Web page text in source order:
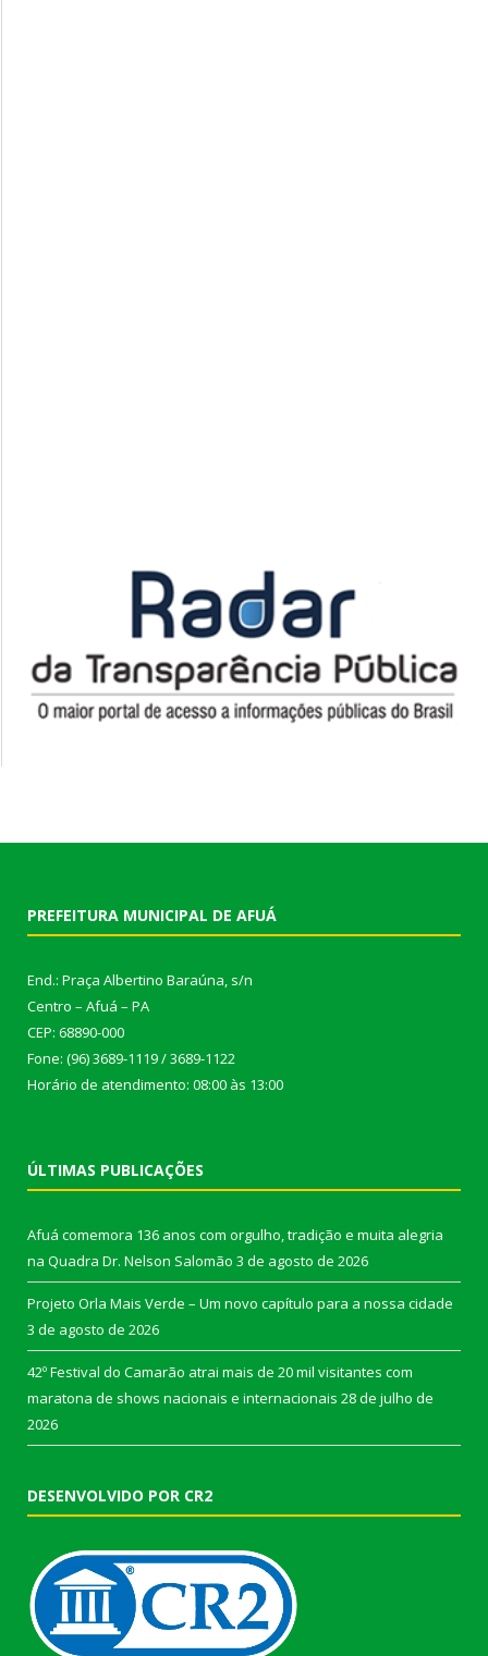
PREFEITURA MUNICIPAL DE AFUÁ
End.: Praça Albertino Baraúna, s/n
Centro – Afuá – PA
CEP: 68890-000
Fone: (96) 3689-1119 / 3689-1122
Horário de atendimento: 08:00 às 13:00
ÚLTIMAS PUBLICAÇÕES
Afuá comemora 136 anos com orgulho, tradição e muita alegria
na Quadra Dr. Nelson Salomão 3 de agosto de 2026
Projeto Orla Mais Verde – Um novo capítulo para a nossa cidade
3 de agosto de 2026
42º Festival do Camarão atrai mais de 20 mil visitantes com
maratona de shows nacionais e internacionais 28 de julho de
2026
DESENVOLVIDO POR CR2